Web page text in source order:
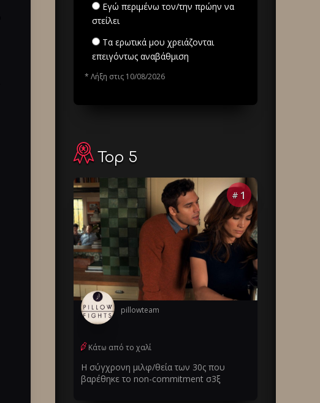
Εγώ περιμένω τον/την πρώην να
στείλει
Τα ερωτικά μου χρειάζονται
επειγόντως αναβάθμιση
* Λήξη στις 10/08/2026
Top 5
# 1
pillowteam
Κάτω από το χαλί
Η σύγχρονη μιλφ/θεία των 30ς που
βαρέθηκε το non-commitment σ3ξ